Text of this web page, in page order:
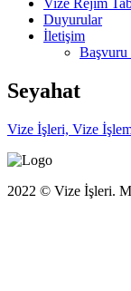
Vize Rejim
Duyurular
İletişim
Başvuru
Seyahat
Vize İşleri, Vize
2022 © Vize İşleri.